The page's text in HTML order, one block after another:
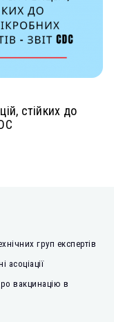
стійких до
груп експертів
асоціації
вакцинацію в